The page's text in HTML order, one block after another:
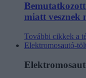
miatt vesznek
További cikkek a
Elektromosautó-